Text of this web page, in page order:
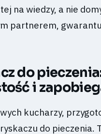
na wiedzy, a nie
partnerem,
do
i
kucharzy,
do